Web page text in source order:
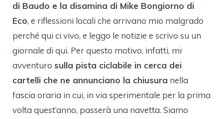
di Baudo e la disamina di Mike Bongiorno di
Eco, e riflessioni locali che arrivano mio malgrado
perché qui ci vivo, e leggo le notizie e scrivo su un
giornale di qui. Per questo motivo, infatti, mi
avventuro sulla pista ciclabile in cerca dei
cartelli che ne annunciano la chiusura nella
fascia oraria in cui, in via sperimentale per la prima
volta quest’anno, passerà una navetta. Siamo